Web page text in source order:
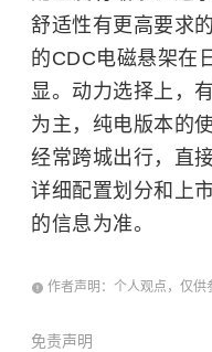
舒适性有更高要求
的CDC电磁悬架在
显。动力选择上，
为主，纯电版本的
经常跨城出行，直
详细配置划分和上
的信息为准。
作者声明：个人观点，仅供
免责声明